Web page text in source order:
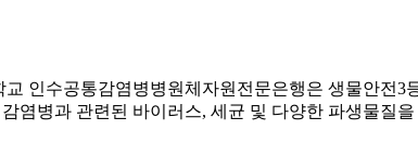
인수공통감염병병원체자원전문은행은 생물안전
염병과 관련된 바이러스, 세균 및 다양한 파생물질